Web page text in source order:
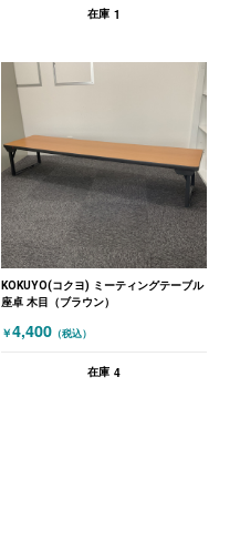
在庫 1
KOKUYO(コクヨ) ミーティングテーブル
座卓 木目（ブラウン）
￥4,400 （税込）
在庫 4